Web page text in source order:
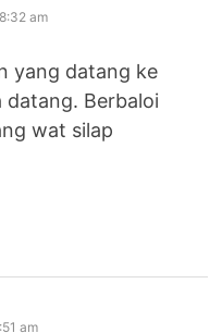
am
yang datang ke
datang. Berbaloi
wat silap
am